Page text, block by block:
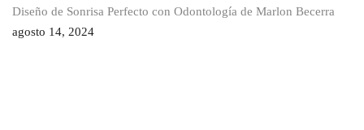
Diseño de Sonrisa Perfecto con Odontología de Marlon Becerra
agosto 14, 2024